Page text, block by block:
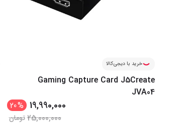
خرید با دیجی‌کالا
Gaming Capture Card J5Create
JVA04
19,990,000
%
20
25,000,000تومان